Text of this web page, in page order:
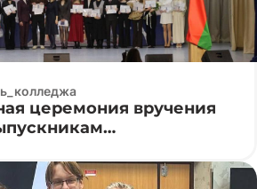
церемония вручения